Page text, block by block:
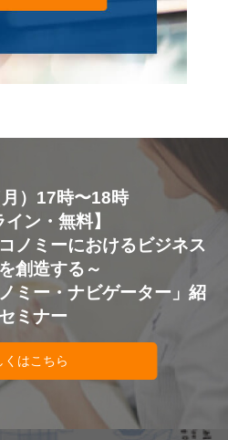
）17時〜18時
イン・無料】
ノミーにおけるビジネス
創造する～
ミー・ナビゲーター」紹
ミナー
くはこちら